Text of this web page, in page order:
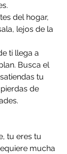
del hogar,
lejos de la
ti llega a
Busca el
tu
de
tu eres tu
mucha